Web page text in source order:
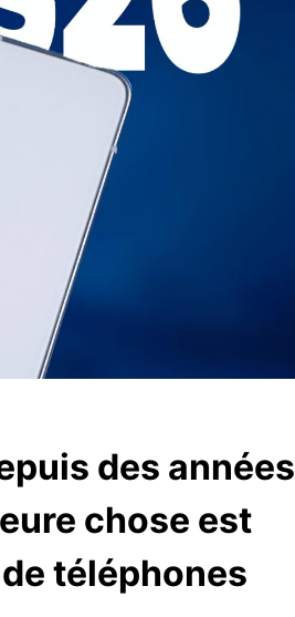
des années
chose est
téléphones